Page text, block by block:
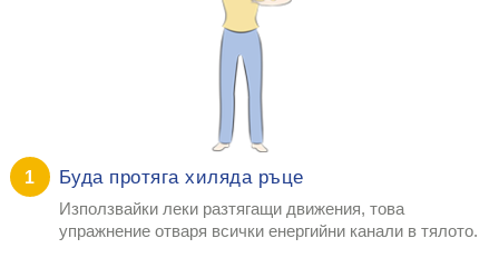
1 Буда протяга хиляда ръце
Използвайки леки разтягащи движения, това
упражнение отваря всички енергийни канали в тялото.